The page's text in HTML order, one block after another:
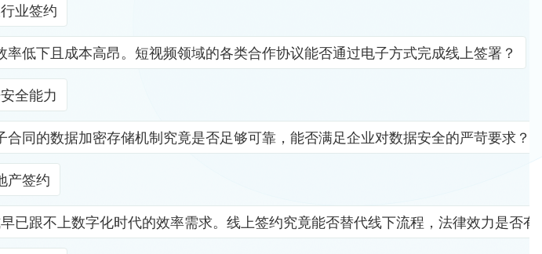
业签约
低下且成本高昂。短视频领域的各类合作协议能否通过电子方式完成线上签署？
全能力
同的数据加密存储机制究竟是否足够可靠，能否满足企业对数据安全的严苛要求？
产签约
跟不上数字化时代的效率需求。线上签约究竟能否替代线下流程，法律效力是否有